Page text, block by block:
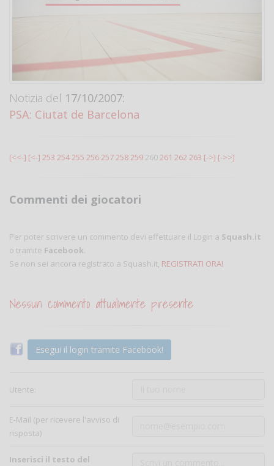
Notizia del 17/10/2007:
PSA: Ciutat de Barcelona
[<<-] [<-] 253 254255 256257258259 260261 262 263 [->] [->>]
Commenti dei giocatori
Per poter scrivere un commento devi effettuare il Login a Squash.it
o tramite Facebook.
Se non sei ancora registrato a Squash.it, REGISTRATI ORA!
Nessun commento attualmente presente
Esegui il login tramite Facebook!
Utente:
E-Mail (per ricevere l'avviso di
risposta)
Inserisci il testo del